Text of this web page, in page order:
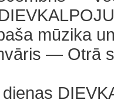
mūzika
— Otrā